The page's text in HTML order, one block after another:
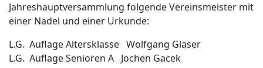
Jahreshauptversammlung folgende Vereins­meister mit
einer Nadel und einer Urkunde:
L.G. Auflage Altersklasse Wolfgang Gläser
L.G. Auflage Senioren A Jochen Gacek